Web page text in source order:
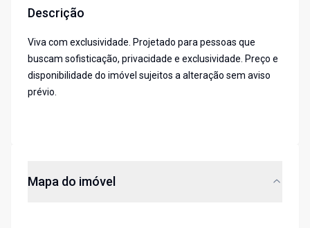
Descrição
Viva com exclusividade. Projetado para pessoas que
buscam sofisticação, privacidade e exclusividade. Preço e
disponibilidade do imóvel sujeitos a alteração sem aviso
prévio.
Mapa do imóvel